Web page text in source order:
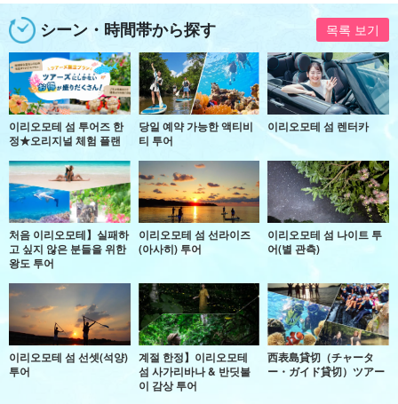
シーン・時間帯から探す 목록 보기
이리오모테 섬 투어즈 한
정★오리지널 체험 플랜
당일 예약 가능한 액티비
티 투어
이리오모테 섬 렌터카
처음 이리오모테】실패하
고 싶지 않은 분들을 위한
왕도 투어
이리오모테 섬 선라이즈
(아사히) 투어
이리오모테 섬 나이트 투
어(별 관측)
이리오모테 섬 선셋(석양)
투어
계절 한정】이리오모테
섬 사가리바나 & 반딧불
이 감상 투어
西表島貸切（チャータ
ー・ガイド貸切）ツアー